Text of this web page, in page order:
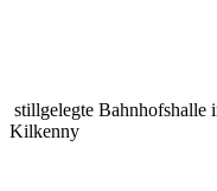
stillgelegte Bahnhofshalle
Kilkenny